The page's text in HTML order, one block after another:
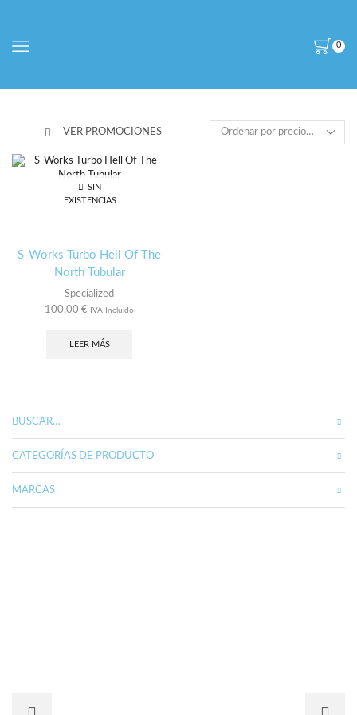
0
VER PROMOCIONES
SIN
EXISTENCIAS
S-Works Turbo Hell Of The
North Tubular
Specialized
100,00 € IVA Incluido
LEER MÁS
BUSCAR…
CATEGORÍAS DE PRODUCTO
MARCAS